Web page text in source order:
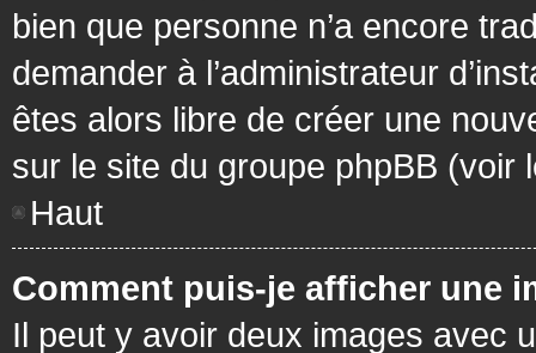
bien que personne n’a encore
demander à l’administrateur
êtes alors libre de créer une
sur le site du groupe phpBB (voir
Haut
Comment puis-je afficher une
Il peut y avoir deux images avec